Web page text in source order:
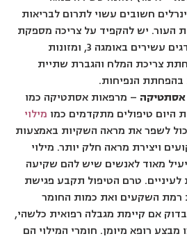
חשובים עשוי לתרום לבריאות
העור. יש להקפיד על צריכה מספקת
של פירות וירקות, דגים עשירים באומגה 3, ומזונות
צריכת המלח והגברת שתיית
בהפחתת הנפיחות.
אסתטיקה – מרפאות אסתטיקה כמו
היום טיפולים מתקדמים כמו מילוי
לשפר את מראה השקיות באמצעות
ויצירת מראה חלק יותר. מילוי
מאוד לאנשים שיש להם שקיעה
טרם הטיפול תקבע פגישת
רמת השקעים ואת כמות החומר
אם קיימת מגבלה רפואית כלשהי,
רופא מיומן. חומרי המילוי הם